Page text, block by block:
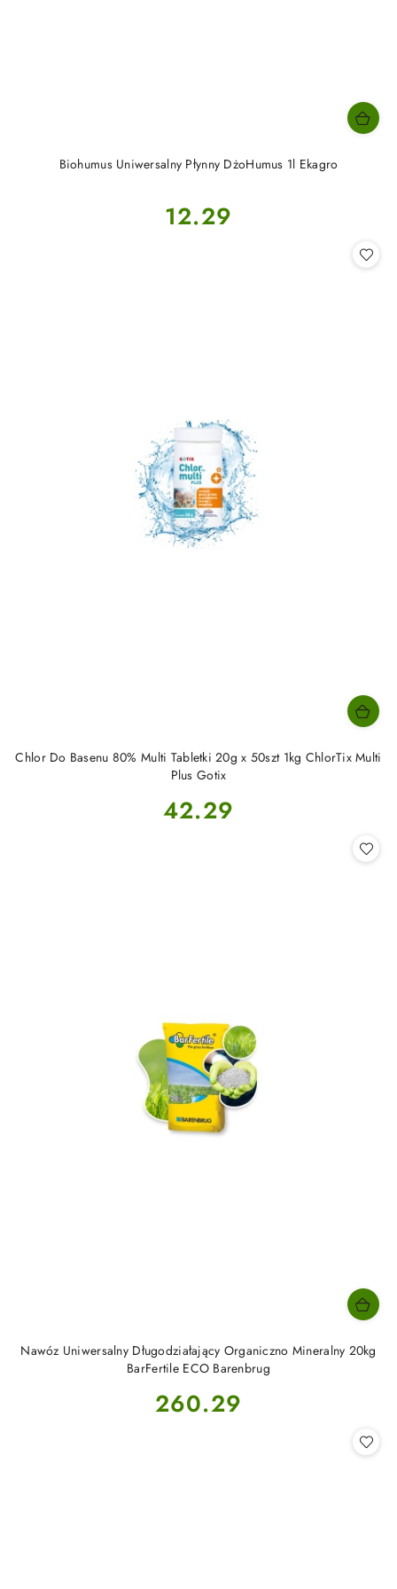
Biohumus Uniwersalny Płynny DżoHumus 1l Ekagro
Cena:
12.29
Chlor Do Basenu 80% Multi Tabletki 20g x 50szt 1kg ChlorTix Multi
Plus Gotix
Cena:
42.29
Nawóz Uniwersalny Długodziałający Organiczno Mineralny 20kg
BarFertile ECO Barenbrug
Cena:
260.29